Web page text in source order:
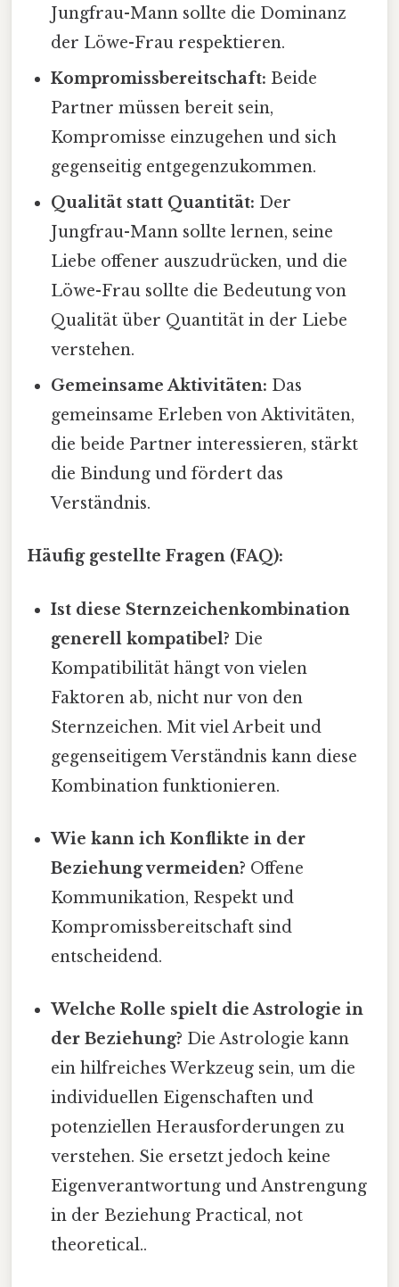
Jungfrau-Mann sollte die Dominanz
der Löwe-Frau respektieren.
Kompromissbereitschaft: Beide
Partner müssen bereit sein,
Kompromisse einzugehen und sich
gegenseitig entgegenzukommen.
Qualität statt Quantität: Der
Jungfrau-Mann sollte lernen, seine
Liebe offener auszudrücken, und die
Löwe-Frau sollte die Bedeutung von
Qualität über Quantität in der Liebe
verstehen.
Gemeinsame Aktivitäten: Das
gemeinsame Erleben von Aktivitäten,
die beide Partner interessieren, stärkt
die Bindung und fördert das
Verständnis.
Häufig gestellte Fragen (FAQ):
Ist diese Sternzeichenkombination
generell kompatibel? Die
Kompatibilität hängt von vielen
Faktoren ab, nicht nur von den
Sternzeichen. Mit viel Arbeit und
gegenseitigem Verständnis kann diese
Kombination funktionieren.
Wie kann ich Konflikte in der
Beziehung vermeiden? Offene
Kommunikation, Respekt und
Kompromissbereitschaft sind
entscheidend.
Welche Rolle spielt die Astrologie in
der Beziehung? Die Astrologie kann
ein hilfreiches Werkzeug sein, um die
individuellen Eigenschaften und
potenziellen Herausforderungen zu
verstehen. Sie ersetzt jedoch keine
Eigenverantwortung und Anstrengung
in der Beziehung Practical, not
theoretical..